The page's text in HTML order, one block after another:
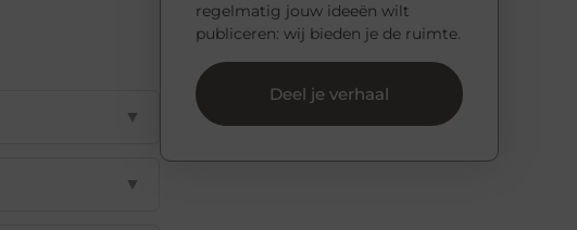
▼
▼
regelmatig jouw ideeën wilt
publiceren: wij bieden je de ruimte.
Deel je verhaal